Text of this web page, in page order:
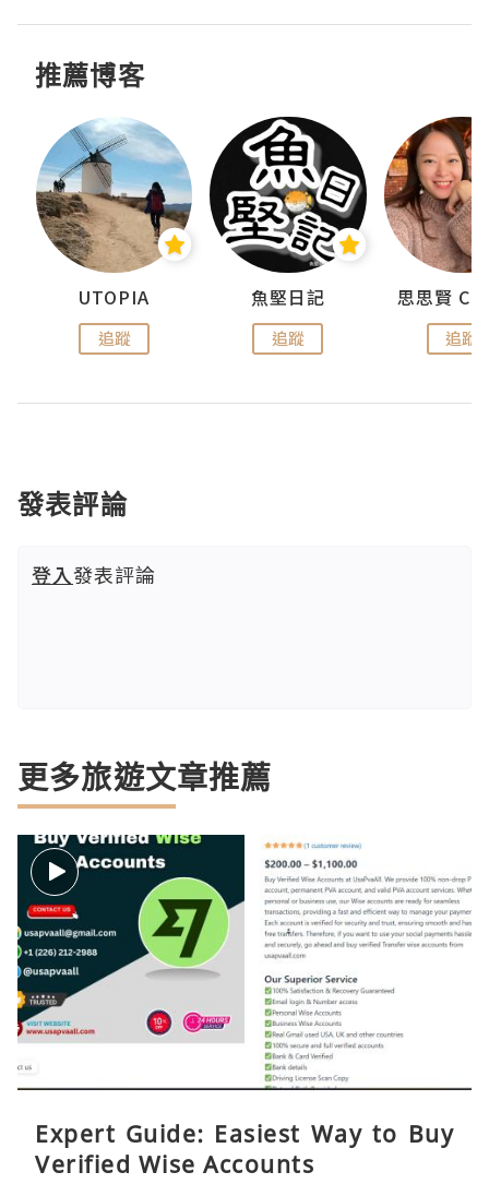
推薦博客
UTOPIA
追蹤
魚堅日記
追蹤 追蹤
發表評論
登入發表評論
更多旅遊文章推薦
Expert Guide: Easiest Way to Buy
Verified Wise Accounts